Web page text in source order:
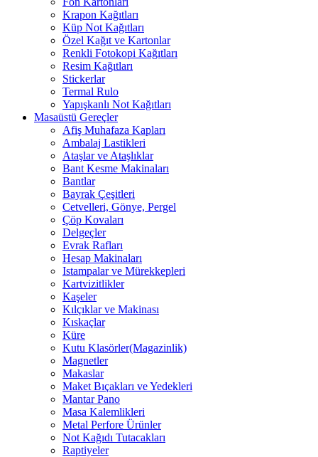
Krapon Kağıtları
Küp Not Kağıtları
Özel Kağıt ve Kartonlar
Renkli Fotokopi Kağıtları
Resim Kağıtları
Stickerlar
Termal Rulo
Yapışkanlı Not Kağıtları
Masaüstü Gereçler
Afiş Muhafaza Kapları
Ambalaj Lastikleri
Ataşlar ve Ataşlıklar
Bant Kesme Makinaları
Bantlar
Bayrak Çeşitleri
Cetvelleri, Gönye, Pergel
Çöp Kovaları
Delgeçler
Evrak Rafları
Hesap Makinaları
Istampalar ve Mürekkepleri
Kartvizitlikler
Kaşeler
Kılçıklar ve Makinası
Kıskaçlar
Küre
Kutu Klasörler(Magazinlik)
Magnetler
Makaslar
Maket Bıçakları ve Yedekleri
Mantar Pano
Masa Kalemlikleri
Metal Perfore Ürünler
Not Kağıdı Tutacakları
Raptiyeler